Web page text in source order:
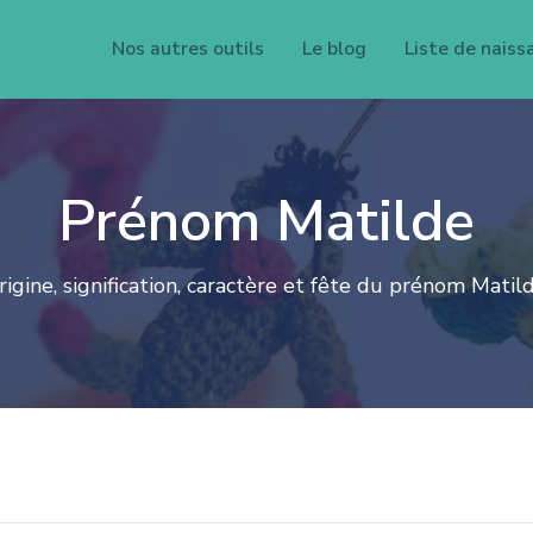
Nos autres outils Le blog Liste de
Prénom Matilde
signification, caractère et fête du prénom